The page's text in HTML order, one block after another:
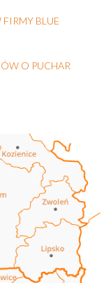
BLUE
O PUCHAR